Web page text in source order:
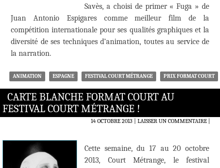
Savès, a choisi de primer « Fuga » de
Juan Antonio Espigares comme meilleur film de la
compétition internationale pour ses qualités graphiques et la
diversité de ses techniques d’animation, toutes au service de
la narration.
ANIMATION ESPAGNE FESTIVAL COURT MÉTRANGE PRIX FORMAT COURT
CARTE BLANCHE FORMAT COURT AU
FESTIVAL COURT MÉTRANGE !
14 OCTOBRE 2013 LAISSER UN COMMENTAIRE|
Cette semaine, du 17 au 20 octobre
2013, Court Métrange, le festival